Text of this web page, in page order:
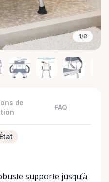
1/8
de
FAQ
supporte jusqu’à